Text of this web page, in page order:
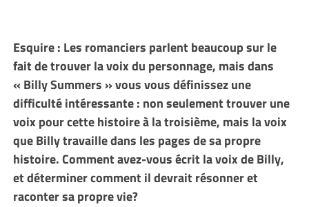
Esquire : Les romanciers parlent beaucoup sur le
fait de trouver la voix du personnage, mais dans
« Billy Summers » vous vous définissez une
difficulté intéressante : non seulement trouver une
voix pour cette histoire à la troisième, mais la voix
que Billy travaille dans les pages de sa propre
histoire. Comment avez-vous écrit la voix de Billy,
et déterminer comment il devrait résonner et
raconter sa propre vie?